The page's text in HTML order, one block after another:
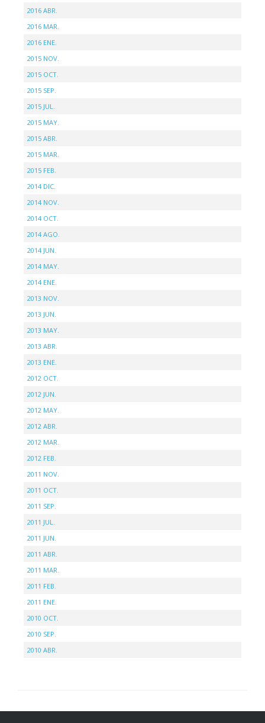
2016 ABR.
2016 MAR.
2016 ENE.
2015 NOV.
2015 OCT.
2015 SEP.
2015 JUL.
2015 MAY.
2015 ABR.
2015 MAR.
2015 FEB.
2014 DIC.
2014 NOV.
2014 OCT.
2014 AGO.
2014 JUN.
2014 MAY.
2014 ENE.
2013 NOV.
2013 JUN.
2013 MAY.
2013 ABR.
2013 ENE.
2012 OCT.
2012 JUN.
2012 MAY.
2012 ABR.
2012 MAR.
2012 FEB.
2011 NOV.
2011 OCT.
2011 SEP.
2011 JUL.
2011 JUN.
2011 ABR.
2011 MAR.
2011 FEB.
2011 ENE.
2010 OCT.
2010 SEP.
2010 ABR.